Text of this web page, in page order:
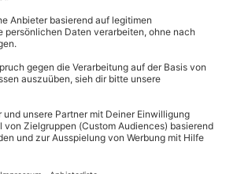
Handtücher, Einmalunterwäsche,
für 1 Person
8
zu folgenden Zeiten,
Feiertagen: